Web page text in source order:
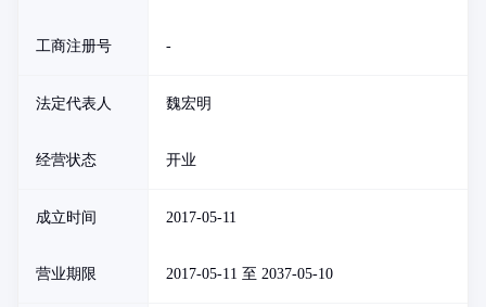
工商注册号 -
法定代表人 魏宏明
经营状态 开业
成立时间 2017-05-11
营业期限 2017-05-11 至 2037-05-10